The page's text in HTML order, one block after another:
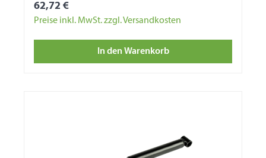
62,72 €
Preise inkl. MwSt. zzgl. Versandkosten
In den Warenkorb